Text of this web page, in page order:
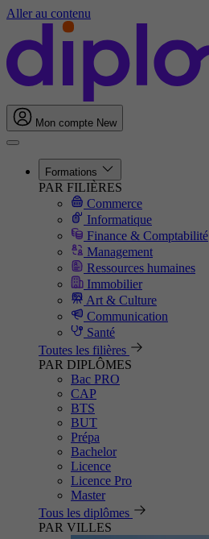
Aller au contenu
Mon compte New
Formations
PAR FILIÈRES
Commerce
Informatique
Finance & Comptabilité
Management
Ressources humaines
Immobilier
Art & Culture
Communication
Santé
Toutes les filières
PAR DIPLÔMES
Bac PRO
CAP
BTS
BUT
Prépa
Bachelor
Licence
Licence Pro
Master
Tous les diplômes
PAR VILLES